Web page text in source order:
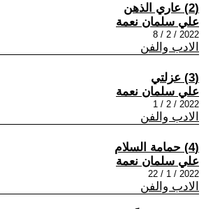
(2) عاري الذهن
علي سلمان نعمة
2022 / 2 / 8
الادب والفن
(3) عزلتي
علي سلمان نعمة
2022 / 2 / 1
الادب والفن
(4) حمامة السلام
علي سلمان نعمة
2022 / 1 / 22
الادب والفن